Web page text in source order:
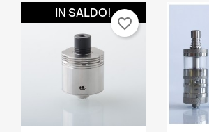
IN SALDO!
favorite_border